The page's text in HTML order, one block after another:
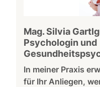
Mag. Silvia
Psychologin und
In meiner Praxis
für Ihr Anliegen,